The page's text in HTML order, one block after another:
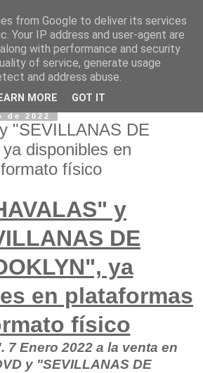
de 2022
"SEVILLANAS DE
disponibles en
físico
y
DE
ya
en plataformas
físico
7 Enero 2022 a la venta en
y "SEVILLANAS DE
from Google to deliver its services
Your IP address and user-agent are
with performance and security
of service, generate usage
and address abuse.
MORE GOT IT